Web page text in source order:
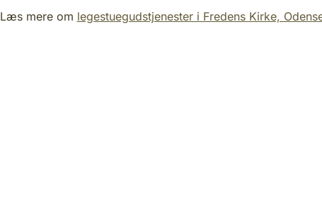
Læs mere om legestuegudstjenester i Fredens Kirke,